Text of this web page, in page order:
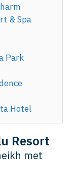
& Spa
Park
Hotel
Resort
met